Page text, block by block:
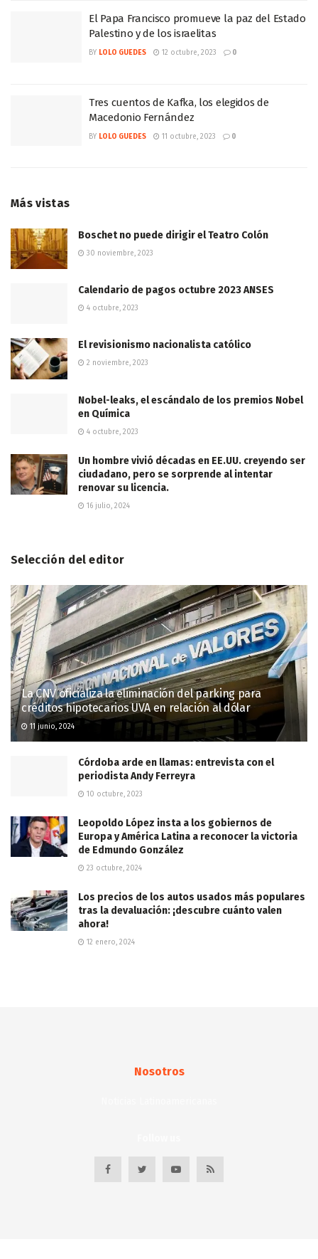
El Papa Francisco promueve la paz del Estado
Palestino y de los israelitas
BY LOLO GUEDES 12 octubre, 2023 0
Tres cuentos de Kafka, los elegidos de
Macedonio Fernández
BY LOLO GUEDES 11 octubre, 2023 0
Más vistas
Boschet no puede dirigir el Teatro Colón
30 noviembre, 2023
Calendario de pagos octubre 2023 ANSES
4 octubre, 2023
El revisionismo nacionalista católico
2 noviembre, 2023
Nobel-leaks, el escándalo de los premios Nobel
en Química
4 octubre, 2023
Un hombre vivió décadas en EE.UU. creyendo ser
ciudadano, pero se sorprende al intentar
renovar su licencia.
16 julio, 2024
Selección del editor
La CNV oficializa la eliminación del parking para
créditos hipotecarios UVA en relación al dólar
11 junio, 2024
Córdoba arde en llamas: entrevista con el
periodista Andy Ferreyra
10 octubre, 2023
Leopoldo López insta a los gobiernos de
Europa y América Latina a reconocer la victoria
de Edmundo González
23 octubre, 2024
Los precios de los autos usados más populares
tras la devaluación: ¡descubre cuánto valen
ahora!
12 enero, 2024
Nosotros